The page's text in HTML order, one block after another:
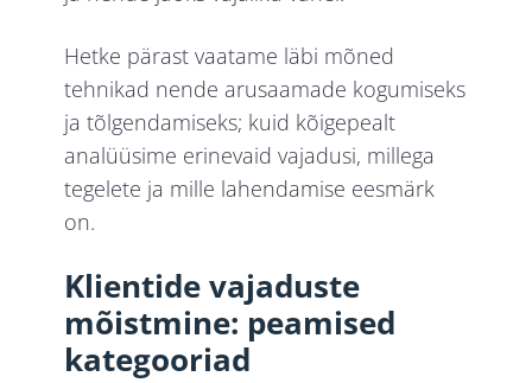
Hetke pärast vaatame läbi mõned
tehnikad nende arusaamade kogumiseks
ja tõlgendamiseks; kuid kõigepealt
analüüsime erinevaid vajadusi, millega
tegelete ja mille lahendamise eesmärk
on.
Klientide vajaduste
mõistmine: peamised
kategooriad